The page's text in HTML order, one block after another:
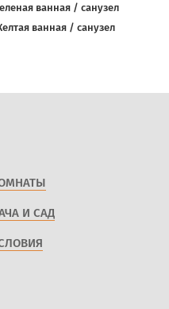
ванная / санузел
ванная / санузел
И САД